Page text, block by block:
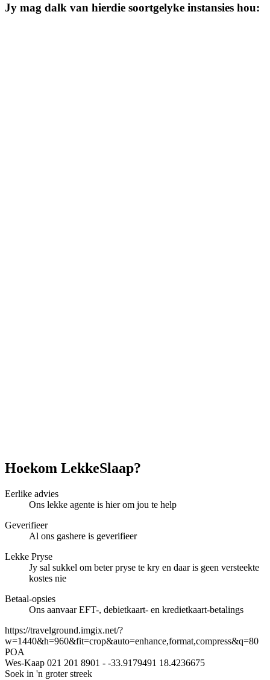
Jy mag dalk van hierdie soortgelyke instansies hou:
Hoekom LekkeSlaap?
Eerlike advies
Ons lekke agente is hier om jou te help
Geverifieer
Al ons gashere is geverifieer
Lekke Pryse
Jy sal sukkel om beter pryse te kry en daar is geen versteekte
kostes nie
Betaal-opsies
Ons aanvaar EFT-, debietkaart- en kredietkaart-betalings
https://travelground.imgix.net/?
w=1440&h=960&fit=crop&auto=enhance,format,compress&q=80
POA
Wes-Kaap 021 201 8901 - -33.9179491 18.4236675
Soek in 'n groter streek